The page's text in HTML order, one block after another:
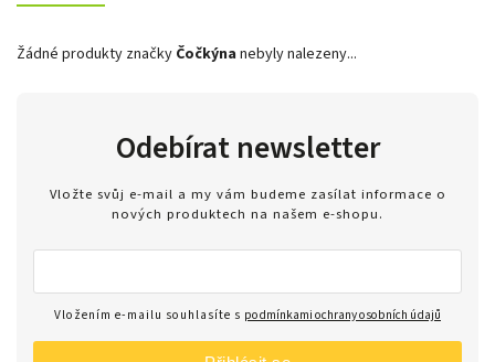
Žádné produkty značky Čočkýna nebyly nalezeny...
Odebírat newsletter
Vložte svůj e-mail a my vám budeme zasílat informace o
nových produktech na našem e-shopu.
Vložením e-mailu souhlasíte s podmínkami ochrany osobních údajů